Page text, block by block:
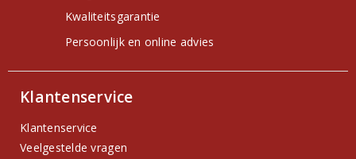
Kwaliteitsgarantie
Persoonlijk en online advies
Klantenservice
Klantenservice
Veelgestelde vragen